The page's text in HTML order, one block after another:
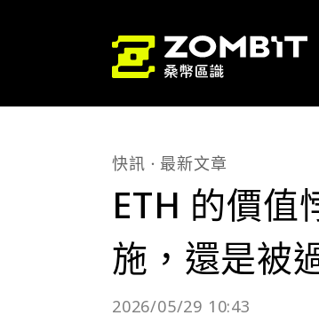
快訊 最新文章
ETH 的價值
施，還是被
2026/05/29 10:43